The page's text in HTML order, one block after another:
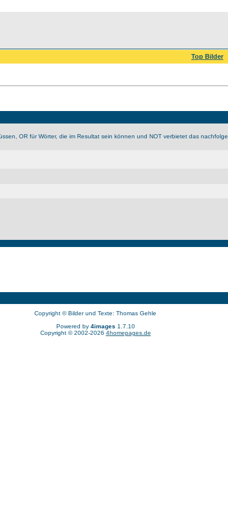
Top Bilder
OR für Wörter, die im Resultat sein können und NOT verbietet das
Copyright © Bilder und Texte: Thomas Gehle
Powered by 4images 1.7.10
Copyright © 2002-2026 4homepages.de